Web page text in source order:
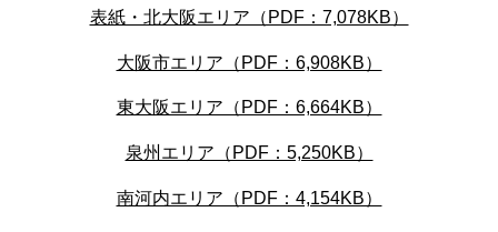
表紙・北大阪エリア（PDF：7,078KB）
大阪市エリア（PDF：6,908KB）
東大阪エリア（PDF：6,664KB）
泉州エリア（PDF：5,250KB）
南河内エリア（PDF：4,154KB）